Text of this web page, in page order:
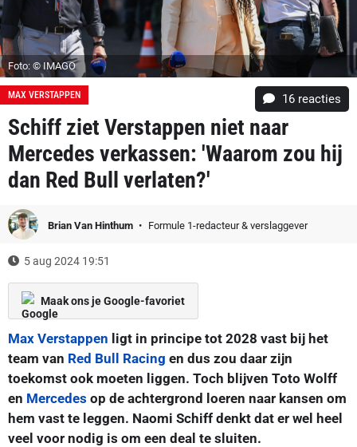
Foto: © IMAGO
MAX VERSTAPPEN 16 reacties
Schiff ziet Verstappen niet naar
Mercedes verkassen: 'Waarom zou hij
dan Red Bull verlaten?'
Brian Van Hinthum Formule 1-redacteur & verslaggever
5 aug 2024 19:51
Maak ons je Google-favoriet
Max Verstappen ligt in principe tot 2028 vast bij het
team van Red Bull Racing en dus zou daar zijn
toekomst ook moeten liggen. Toch blijven Toto Wolff
en Mercedes op de achtergrond loeren naar kansen om
hem vast te leggen. Naomi Schiff denkt dat er wel heel
veel voor nodig is om een deal te sluiten.